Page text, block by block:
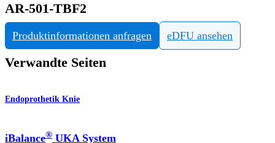
AR-501-TBF2
Produktinformationen anfragen eDFU ansehen
Verwandte Seiten
Endoprothetik Knie
iBalance® UKA System